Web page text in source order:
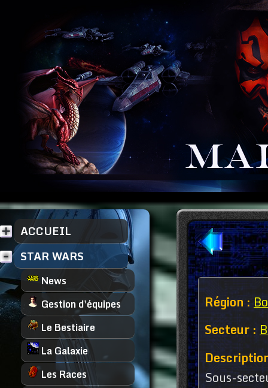
ACCUEIL
STAR WARS
News
Gestion d'équipes
Le Bestiaire
La Galaxie
Les Races
Région :
Secteur :
Sous-